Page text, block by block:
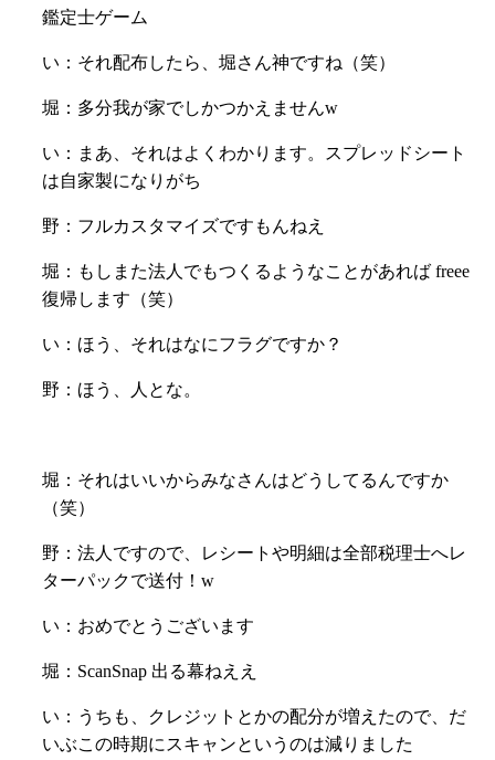
鑑定士ゲーム
い：それ配布したら、堀さん神ですね（笑）
堀：多分我が家でしかつかえませんw
い：まあ、それはよくわかります。スプレッドシート
は自家製になりがち
野：フルカスタマイズですもんねえ
堀：もしまた法人でもつくるようなことがあれば freee
復帰します（笑）
い：ほう、それはなにフラグですか？
野：ほう、人とな。
堀：それはいいからみなさんはどうしてるんですか
（笑）
野：法人ですので、レシートや明細は全部税理士へレ
ターパックで送付！w
い：おめでとうございます
堀：ScanSnap 出る幕ねええ
い：うちも、クレジットとかの配分が増えたので、だ
いぶこの時期にスキャンというのは減りました